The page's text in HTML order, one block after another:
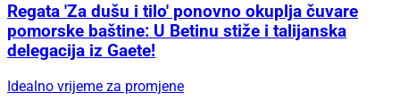
Regata 'Za dušu i tilo' ponovno okuplja čuvare
pomorske baštine: U Betinu stiže i talijanska
delegacija iz Gaete!
Idealno vrijeme za promjene